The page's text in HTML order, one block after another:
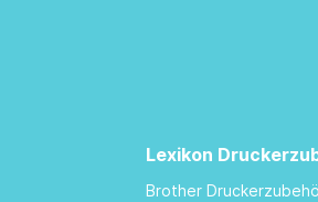
Lexikon
Brother